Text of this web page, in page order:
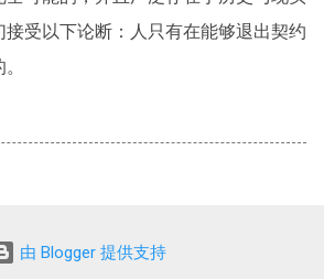
受以下论断：人只有在能够退出契约
由 Blogger 提供支持